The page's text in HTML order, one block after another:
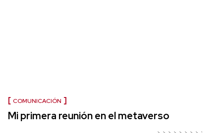
COMUNICACIÓN
Mi primera reunión en el metaverso